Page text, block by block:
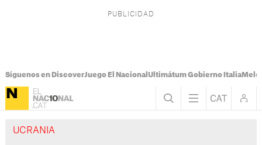
Síguenos en DiscoverJuego El Nacional Ultimátum Gobierno Italia
UCRANIA